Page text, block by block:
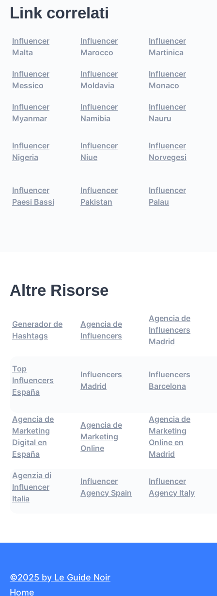
Link correlati
Influencer
Malta
Influencer
Marocco
Influencer
Martinica
Influencer
Messico
Influencer
Moldavia
Influencer
Monaco
Influencer
Myanmar
Influencer
Namibia
Influencer
Nauru
Influencer
Nigeria
Influencer
Niue
Influencer
Norvegesi
Influencer
Paesi Bassi
Influencer
Pakistan
Influencer
Palau
Altre Risorse
Generador de
Hashtags
Agencia de
Influencers
Agencia de
Influencers
Madrid
Top
Influencers
España
Influencers
Madrid
Influencers
Barcelona
Agencia de
Marketing
Digital en
España
Agencia de
Marketing
Online
Agencia de
Marketing
Online en
Madrid
Agenzia di
Influencer
Italia
Influencer
Agency Spain
Influencer
Agency Italy
©2025 by Le Guide Noir
Home